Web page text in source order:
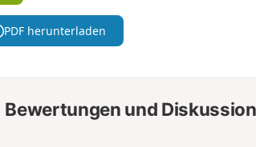
PDF herunterladen
Bewertungen und